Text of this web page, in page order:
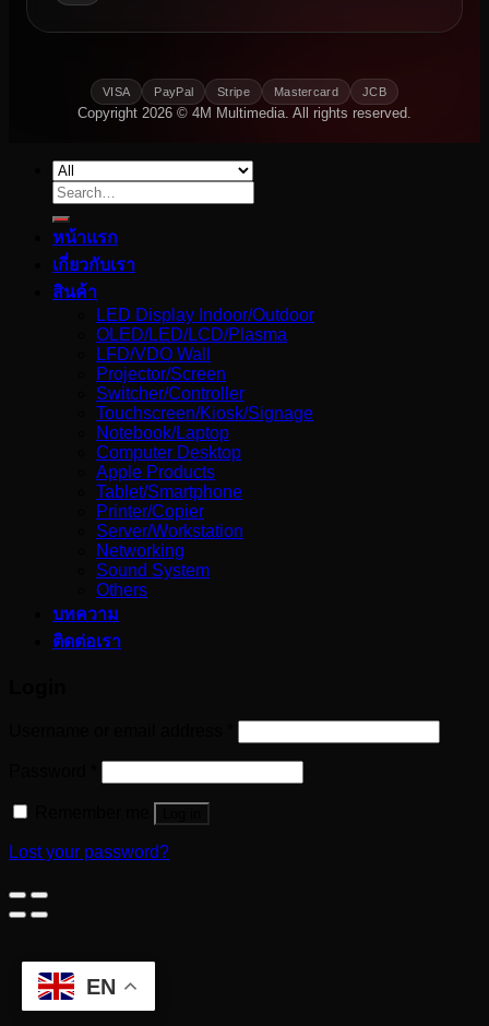
VISA PayPal Stripe Mastercard JCB
Copyright 2026 © 4M Multimedia. All rights reserved.
Search
for:
หน้าแรก
เกี่ยวกับเรา
สินค้า
LED Display Indoor/Outdoor
OLED/LED/LCD/Plasma
LFD/VDO Wall
Projector/Screen
Switcher/Controller
Touchscreen/Kiosk/Signage
Notebook/Laptop
Computer Desktop
Apple Products
Tablet/Smartphone
Printer/Copier
Server/Workstation
Networking
Sound System
Others
บทความ
ติดต่อเรา
EN
Lost your password?